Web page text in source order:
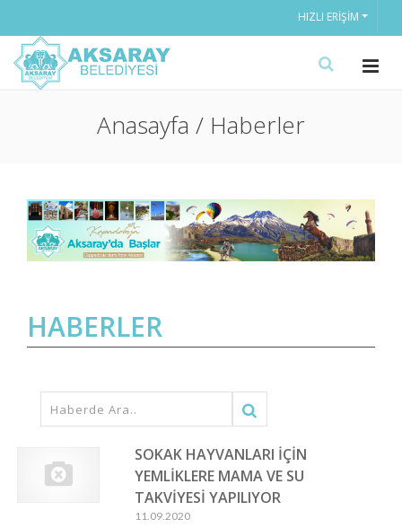
HIZLI ERIŞIM
Anasayfa / Haberler
HABERLER
SOKAK HAYVANLARI İÇİN
YEMLİKLERE MAMA VE SU
TAKVİYESİ YAPILIYOR
11.09.2020